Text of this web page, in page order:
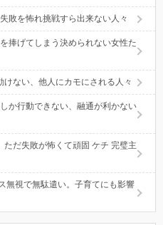
敗を怖れ挑戦すら出来ない人々
捧げてしまう決められない女性た
ない、他人にカモにされる人々
か行動できない、融通が利かない
だ失敗が怖くて頑固 ケチ 完璧主
無視で無駄遣い。子育てにも影響